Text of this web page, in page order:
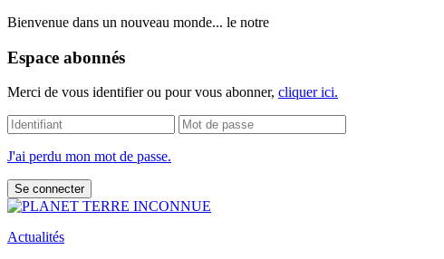
Bienvenue dans un nouveau monde... le notre
Espace abonnés
Merci de vous identifier ou pour vous abonner, cliquer ici.
J'ai perdu mon mot de passe.
Actualités